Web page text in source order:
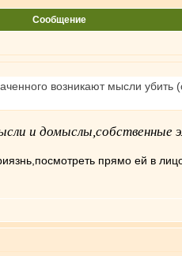
Сообщение
возникают мысли убить
и
прямо ей в